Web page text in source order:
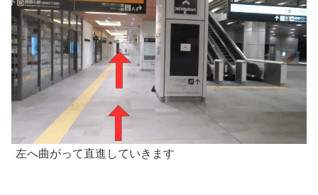
左へ曲がって直進していきます